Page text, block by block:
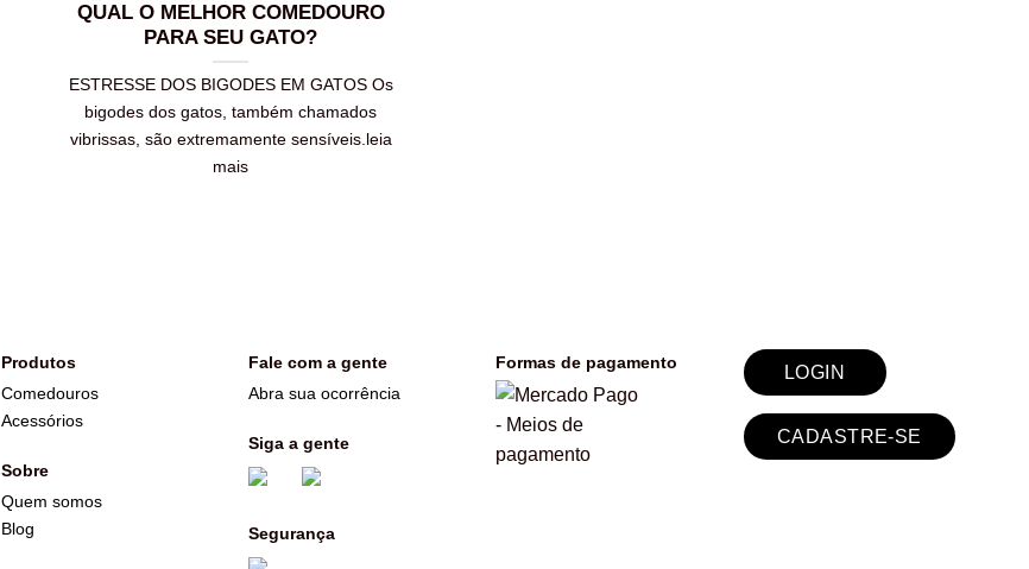
QUAL O MELHOR COMEDOURO
PARA SEU GATO?
ESTRESSE DOS BIGODES EM GATOS Os
bigodes dos gatos, também chamados
vibrissas, são extremamente sensíveis.leia
mais
Produtos
Comedouros
Acessórios
Sobre
Quem somos
Blog
Fale com a gente
Abra sua ocorrência
Siga a gente
Segurança
Formas de pagamento LOGIN
CADASTRE-SE